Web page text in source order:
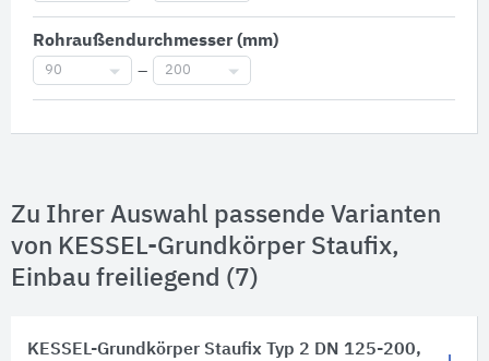
Rohraußendurchmesser (mm)
90 – 200
Zu Ihrer Auswahl passende Varianten
von KESSEL-Grundkörper Staufix,
Einbau freiliegend (7)
KESSEL-Grundkörper Staufix Typ 2 DN 125-200,